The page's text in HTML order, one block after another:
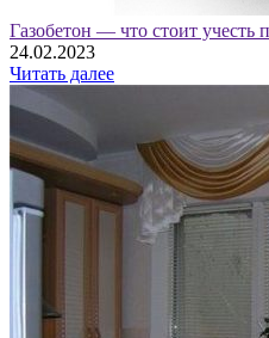
Газобетон — что стоит учесть
24.02.2023
Читать далее